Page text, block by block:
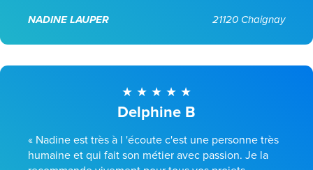
NADINE LAUPER 21120 Chaignay
Delphine B
« Nadine est très à l 'écoute c'est une personne très
humaine et qui fait son métier avec passion. Je la